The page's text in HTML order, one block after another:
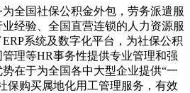
全国社保公积金外包，劳务派遣服
经验、全国直营连锁的人力资源服
系统及数字化平台，为社保公积
理等HR事务性提供专业管理和强
在于为全国各中大型企业提供“一
保购买属地化用工管理服务，有效